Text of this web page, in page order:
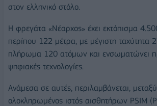
στον ελληνικό στόλο.
Η φρεγάτα «Νέαρχος» έχει εκτόπισμα
περίπου 122 μέτρα, με μέγιστη ταχύτητα
πλήρωμα 120 ατόμων και ενσωματώνει
ψηφιακές τεχνολογίες.
Ανάμεσα σε αυτές, περιλαμβάνεται,
ολοκληρωμένος ιστός αισθητήρων PSIM